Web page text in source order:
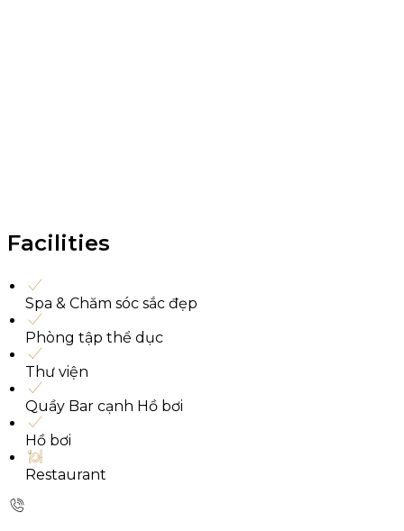
Facilities
Spa & Chăm sóc sắc đẹp
Phòng tập thể dục
Thư viện
Quầy Bar cạnh Hồ bơi
Hồ bơi
Restaurant